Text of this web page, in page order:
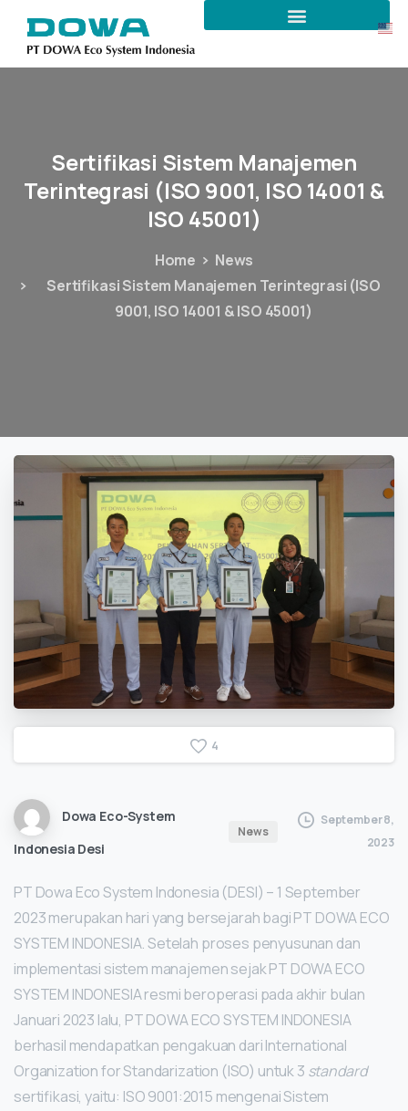
Sertifikasi Sistem Manajemen
Terintegrasi (ISO 9001, ISO 14001 &
ISO 45001)
Home
News
Sertifikasi Sistem Manajemen Terintegrasi (ISO
9001, ISO 14001 & ISO 45001)
4
Dowa Eco-System
Indonesia Desi
News
September 8,
2023
PT Dowa Eco System Indonesia (DESI) – 1 September
2023 merupakan hari yang bersejarah bagi PT DOWA ECO
SYSTEM INDONESIA. Setelah proses penyusunan dan
implementasi sistem manajemen sejak PT DOWA ECO
SYSTEM INDONESIA resmi beroperasi pada akhir bulan
Januari 2023 lalu, PT DOWA ECO SYSTEM INDONESIA
berhasil mendapatkan pengakuan dari International
Organization for Standarization (ISO) untuk 3 standard
sertifikasi, yaitu: ISO 9001:2015 mengenai Sistem